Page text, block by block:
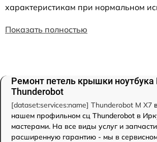
характеристикам при нормальном
Показать полностью
Ремонт петель крышки ноутбука
Thunderobot
[dataset:services:name] Thunderobot M X7
нашем профильном сц Thunderobot в
мастерами. На все виды услуг и
расширенную гарантию - мы в